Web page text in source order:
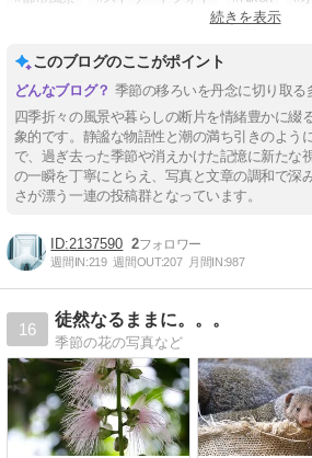
続きを表示
このブログのここがポイント
季節の移ろいを丹念に切り取る
四季折々の風景や暮らしの断片を情緒豊かに綴
象的です。静謐な物語性と潮の満ち引きのよう
で、過ぎ去った季節や消えかけた記憶に新たな
の一瞬を丁寧にとらえ、写真と文章の調和で深
さが漂う一連の投稿群となっています。
2137590 2
週間IN:219 週間OUT:207 月間IN:987
16
徒然なるままに。。。
季節の花の写真など